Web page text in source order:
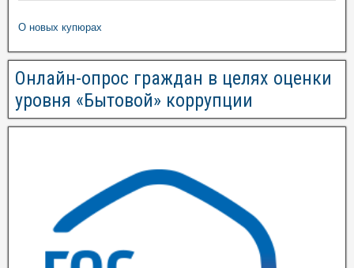
О новых купюрах
Онлайн-опрос граждан в целях оценки
уровня «Бытовой» коррупции